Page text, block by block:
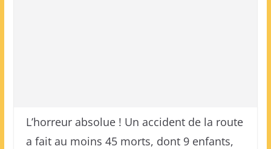
L’horreur absolue ! Un accident de la route
a fait au moins 45 morts, dont 9 enfants,